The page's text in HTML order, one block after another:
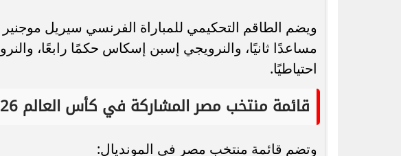
ويضم الطاقم التحكيمي للمباراة الفرنسي سيريل
مساعدًا ثانيًا، والنرويجي إسبن إسكاس حكمًا رابعًا،
احتياطيًا.
قائمة منتخب مصر المشاركة في كأس العالم 2026
وتضم قائمة منتخب مصر في المونديال: